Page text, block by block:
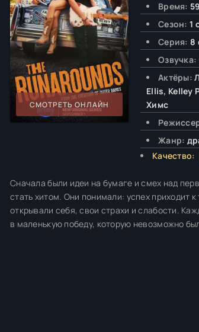
СМОТРЕТЬ ОНЛАЙН
Время:
Сезон: 1
Серия: 8
Озвучка:
Актёры:
Ellis, Kelley
Химс
Жанр:
Качество:
Сначала были идеи на бумаге и смех над
стать хитом. Они понимали: успех приходит
открывали себя, свои страхи и слабости.
в маленькую победу, которую невозможно